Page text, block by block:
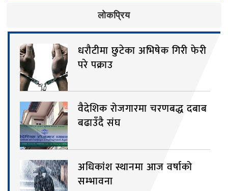
लाेकप्रिय
धरौटीमा छुटेका अभिषेक गिरी फेरी
परे पक्राउ
वैदेशिक रोजगारमा चरणबद्ध दबाब
बढाउँदै संघ
अधिकांश स्थानमा आज वर्षाको
सम्भावना